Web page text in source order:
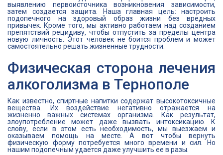
выявлению первоисточника возникновения зависимости,
затем создается защита. Наша главная цель: настроить
подопечного на здоровый образ жизни без вредных
привычек. Кроме того, мы активно работаем над созданием
препятствий рецидиву, чтобы отпустить за пределы центра
новую личность. Этот человек не боится проблем и может
самостоятельно решать жизненные трудности.
Физическая сторона лечения
алкоголизма в Тернополе
Как известно, спиртные напитки содержат высокотоксичные
вещества. Их воздействие негативно отражается на
жизненно важных системах организма. Как результат,
злоупотребление может даже вызвать интоксикацию. К
слову, если в этом есть необходимость, мы выезжаем и
оказываем помощь на месте. А вот чтобы вернуть
физическую форму потребуется много времени и сил. Но
нашим подопечным удается даже улучшить ее в разы.